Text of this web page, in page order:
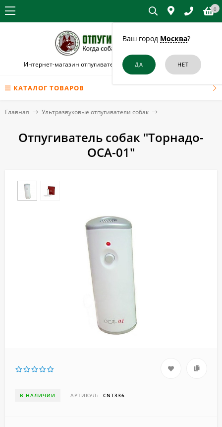
Ваш город Москва?
0
Интернет-магазин отпугивателей собак и кошек в Тюмени
КАТАЛОГ ТОВАРОВ
Главная Ультразвуковые отпугиватели собак
Отпугиватель собак "Торнадо-
ОСА-01"
В НАЛИЧИИ АРТИКУЛ: CNT336